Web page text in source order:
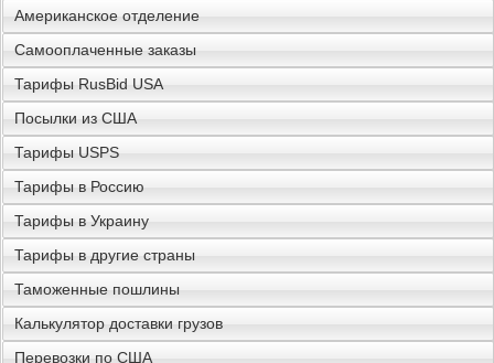
Американское отделение
Самооплаченные заказы
Тарифы RusBid USA
Посылки из США
Тарифы USPS
Тарифы в Россию
Тарифы в Украину
Тарифы в другие страны
Таможенные пошлины
Калькулятор доставки грузов
Перевозки по США